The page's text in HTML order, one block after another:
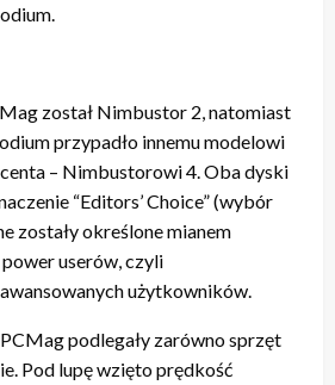
został Nimbustor 2, natomiast
przypadło innemu modelowi
– Nimbustorowi 4. Oba dyski
“Editors’ Choice” (wybór
zostały określone mianem
userów, czyli
użytkowników.
podlegały zarówno sprzęt
Pod lupę wzięto prędkość